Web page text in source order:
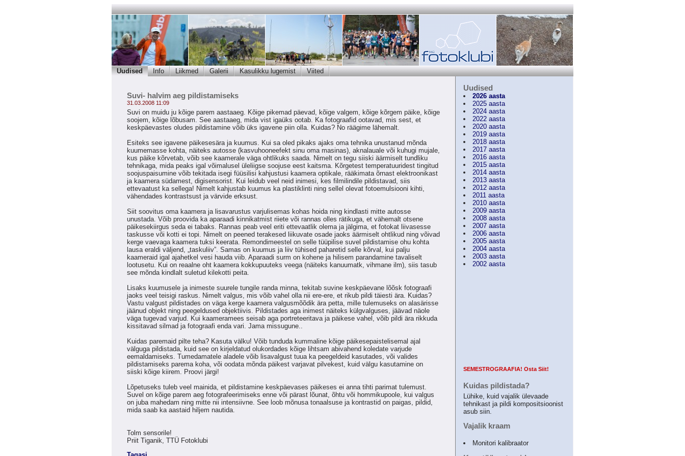
Uudised Info Liikmed Galerii Kasulikku lugemist Viited
Suvi- halvim aeg pildistamiseks
31.03.2008 11:09
Suvi on muidu ju kõige parem aastaaeg. Kõige pikemad päevad, kõige valgem, kõige kõrgem päike, kõige
soojem, kõige lõbusam. See aastaaeg, mida vist igaüks ootab. Ka fotograafid ootavad, mis sest, et
keskpäevastes oludes pildistamine võib üks igavene piin olla. Kuidas? No räägime lähemalt.
Esiteks see igavene päikesesära ja kuumus. Kui sa oled pikaks ajaks oma tehnika unustanud mõnda
kuumemasse kohta, näiteks autosse (kasvuhooneefekt sinu oma masinas), aknalauale või kuhugi mujale,
kus päike kõrvetab, võib see kaamerale väga ohtlikuks saada. Nimelt on tegu siiski äärmiselt tundliku
tehnikaga, mida peaks igal võimalusel üleliigse soojuse eest kaitsma. Kõrgetest temperatuuridest tingitud
soojuspaisumine võib tekitada isegi füüsilisi kahjustusi kaamera optikale, rääkimata õrnast elektroonikast
ja kaamera südamest, digisensorist. Kui leidub veel neid inimesi, kes filmilindile pildistavad, siis
ettevaatust ka sellega! Nimelt kahjustab kuumus ka plastiklinti ning sellel olevat fotoemulsiooni kihti,
vähendades kontrastsust ja värvide erksust.
Siit soovitus oma kaamera ja lisavarustus varjulisemas kohas hoida ning kindlasti mitte autosse
unustada. Võib proovida ka aparaadi kinnikatmist riiete või rannas olles rätikuga, et vähemalt otsene
päikesekiirgus seda ei tabaks. Rannas peab veel eriti ettevaatlik olema ja jälgima, et fotokat liivasesse
taskusse või kotti ei topi. Nimelt on peened terakesed liikuvate osade jaoks äärmiselt ohtlikud ning võivad
kerge vaevaga kaamera tuksi keerata. Remondimeestel on selle tüüpilise suvel pildistamise ohu kohta
lausa eraldi väljend, „taskuliiv”. Samas on kuumus ja liiv tühised paharetid selle kõrval, kui palju
kaameraid igal ajahetkel vesi hauda viib. Aparaadi surm on kohene ja hilisem parandamine tavaliselt
lootusetu. Kui on reaalne oht kaamera kokkupuuteks veega (näiteks kanuumatk, vihmane ilm), siis tasub
see mõnda kindlalt suletud kilekotti peita.
Lisaks kuumusele ja inimeste suurele tungile randa minna, tekitab suvine keskpäevane lõõsk fotograafi
jaoks veel teisigi raskus. Nimelt valgus, mis võib vahel olla nii ere-ere, et rikub pildi täiesti ära. Kuidas?
Vastu valgust pildistades on väga kerge kaamera valgusmõõdik ära petta, mille tulemuseks on alasärisse
jäänud objekt ning peegeldused objektiivis. Pildistades aga inimest näiteks külgvalguses, jäävad näole
väga tugevad varjud. Kui kaameramees seisab aga portreteeritava ja päikese vahel, võib pildi ära rikkuda
kissitavad silmad ja fotograafi enda vari. Jama missugune..
Kuidas paremaid pilte teha? Kasuta välku! Võib tunduda kummaline kõige päikesepaistelisemal ajal
välguga pildistada, kuid see on kirjeldatud olukordades kõige lihtsam abivahend koledate varjude
eemaldamiseks. Tumedamatele aladele võib lisavalgust tuua ka peegeldeid kasutades, või valides
pildistamiseks parema koha, või oodata mõnda päikest varjavat pilvekest, kuid välgu kasutamine on
siiski kõige kiirem. Proovi järgi!
Lõpetuseks tuleb veel mainida, et pildistamine keskpäevases päikeses ei anna tihti parimat tulemust.
Suvel on kõige parem aeg fotografeerimiseks enne või pärast lõunat, õhtu või hommikupoole, kui valgus
on juba mahedam ning mitte nii intensiivne. See loob mõnusa tonaalsuse ja kontrastid on paigas, pildid,
mida saab ka aastaid hiljem nautida.
Tolm sensorile!
Priit Tiganik, TTÜ Fotoklubi
Uudised
2026 aasta
2025 aasta
2024 aasta
2022 aasta
2020 aasta
2019 aasta
2018 aasta
2017 aasta
2016 aasta
2015 aasta
2014 aasta
2013 aasta
2012 aasta
2011 aasta
2010 aasta
2009 aasta
2008 aasta
2007 aasta
2006 aasta
2005 aasta
2004 aasta
2003 aasta
2002 aasta
SEMESTROGRAAFIA! Osta Siit!
Kuidas pildistada?
Lühike, kuid vajalik ülevaade
tehnikast ja pildi kompositsioonist
asub siin.
Vajalik kraam
Monitori kalibraator